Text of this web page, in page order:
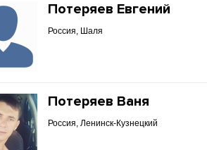
Потеряев Евгений
Россия, Шаля
Потеряев Ваня
Россия, Ленинск-Кузнецкий